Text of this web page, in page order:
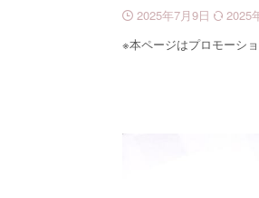
2025年7月9日
2025
※本ページはプロモーシ